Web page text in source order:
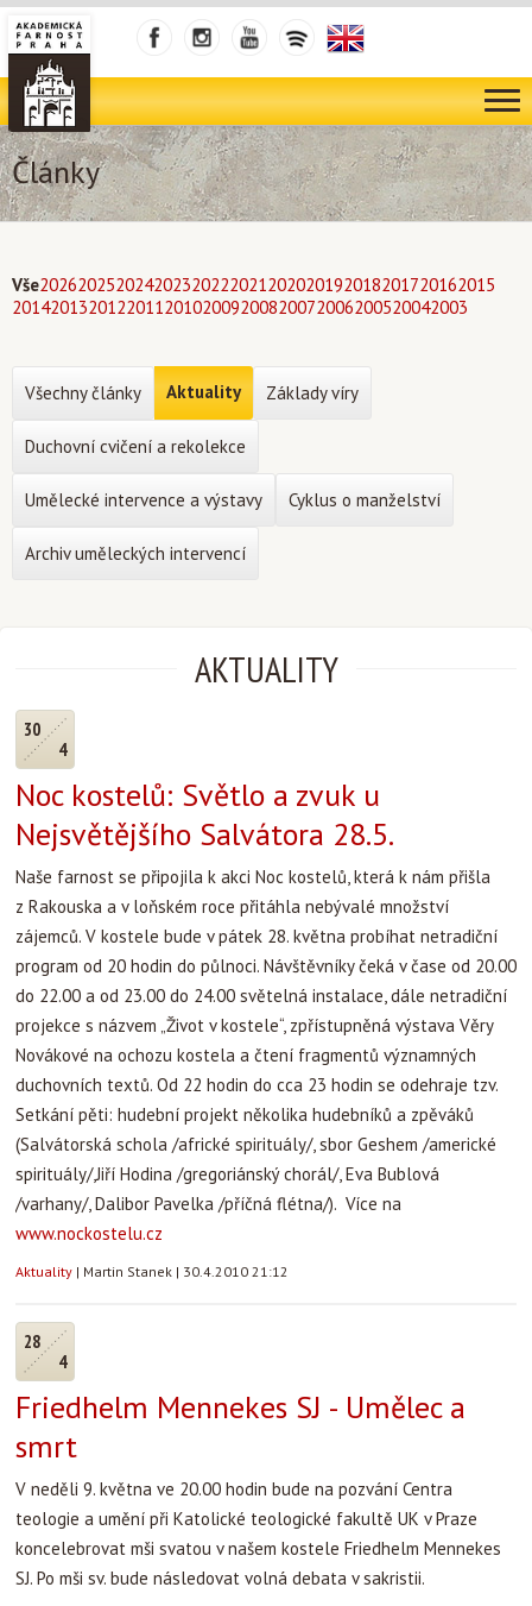
Články
Vše202620252024202320222021202020192018201720162015
201420132012201120102009200820072006200520042003
AKTUALITY
30
4
Noc kostelů: Světlo a zvuk u
Nejsvětějšího Salvátora 28.5.
Naše farnost se připojila k akci Noc kostelů, která k nám přišla
z Rakouska a v loňském roce přitáhla nebývalé množství
zájemců. V kostele bude v pátek 28. května probíhat netradiční
program od 20 hodin do půlnoci. Návštěvníky čeká v čase od 20.00
do 22.00 a od 23.00 do 24.00 světelná instalace, dále netradiční
projekce s názvem „Život v kostele“, zpřístupněná výstava Věry
Novákové na ochozu kostela a čtení fragmentů významných
duchovních textů. Od 22 hodin do cca 23 hodin se odehraje tzv.
Setkání pěti: hudební projekt několika hudebníků a zpěváků
(Salvátorská schola /africké spirituály/, sbor Geshem /americké
spirituály/,Jiří Hodina /gregoriánský chorál/, Eva Bublová
/varhany/, Dalibor Pavelka /příčná flétna/). Více na
www.nockostelu.cz
Aktuality | Martin Stanek | 30.4.2010 21:12
28
4
Friedhelm Mennekes SJ - Umělec a
smrt
V neděli 9. května ve 20.00 hodin bude na pozvání Centra
teologie a umění při Katolické teologické fakultě UK v Praze
koncelebrovat mši svatou v našem kostele Friedhelm Mennekes
SJ. Po mši sv. bude následovat volná debata v sakristii.
Všechny články Aktuality Základy víry
Duchovní cvičení a rekolekce
Umělecké intervence a výstavy Cyklus o manželství
Archiv uměleckých intervencí